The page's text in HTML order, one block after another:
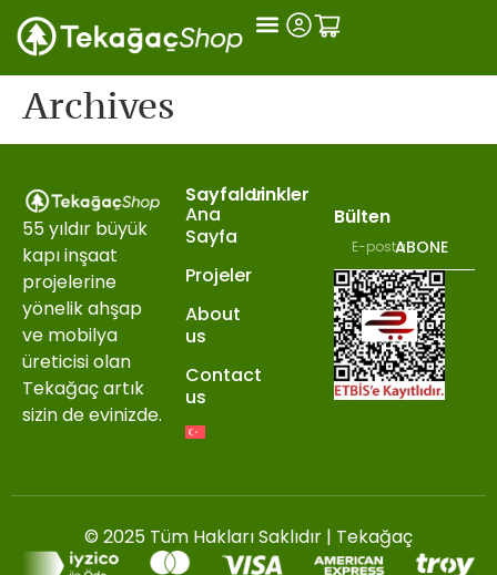
Archives
55 yıldır büyük
kapı inşaat
projelerine
yönelik ahşap
ve mobilya
üreticisi olan
Tekağaç artık
sizin de evinizde.
Sayfalar
Ana
Sayfa
Projeler
About
us
Contact
us
Linkler
Bülten
ABONE
© 2025 Tüm Hakları Saklıdır | Tekağaç